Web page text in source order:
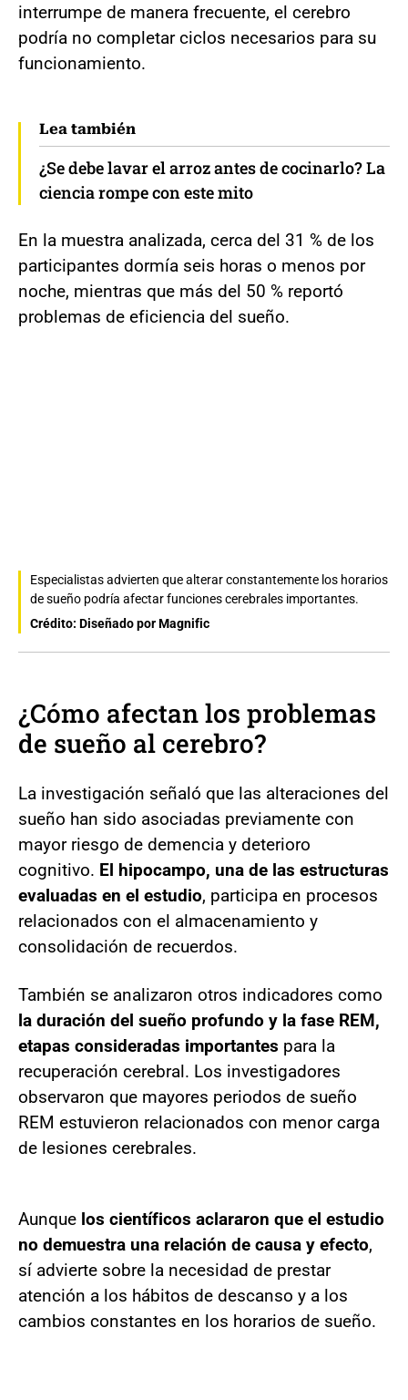
interrumpe de manera frecuente, el cerebro
podría no completar ciclos necesarios para su
funcionamiento.
Lea también
¿Se debe lavar el arroz antes de cocinarlo? La
ciencia rompe con este mito
En la muestra analizada, cerca del 31 % de los
participantes dormía seis horas o menos por
noche, mientras que más del 50 % reportó
problemas de eficiencia del sueño.
Especialistas advierten que alterar constantemente los horarios
de sueño podría afectar funciones cerebrales importantes.
Crédito: Diseñado por Magnific
¿Cómo afectan los problemas
de sueño al cerebro?
La investigación señaló que las alteraciones del
sueño han sido asociadas previamente con
mayor riesgo de demencia y deterioro
cognitivo. El hipocampo, una de las estructuras
evaluadas en el estudio, participa en procesos
relacionados con el almacenamiento y
consolidación de recuerdos.
También se analizaron otros indicadores como
la duración del sueño profundo y la fase REM,
etapas consideradas importantes para la
recuperación cerebral. Los investigadores
observaron que mayores periodos de sueño
REM estuvieron relacionados con menor carga
de lesiones cerebrales.
Aunque los científicos aclararon que el estudio
no demuestra una relación de causa y efecto,
sí advierte sobre la necesidad de prestar
atención a los hábitos de descanso y a los
cambios constantes en los horarios de sueño.